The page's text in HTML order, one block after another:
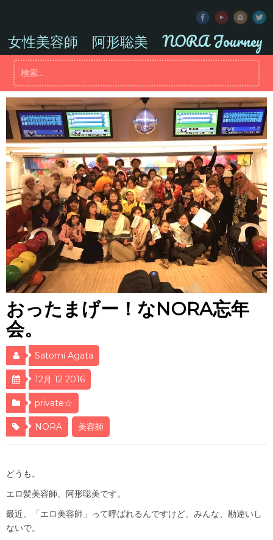
ツ
キ
ッ
女性美容師 阿形聡美 NORA Journey
おったまげー！なNORA忘年
会。
Satomi Agata
12月 12 2016
private☆
NORA 美容師
どうも。
エロ髪美容師、阿形聡美です。
最近、「エロ美容師」って呼ばれるんですけど、みんな、勘違いし
ないで。